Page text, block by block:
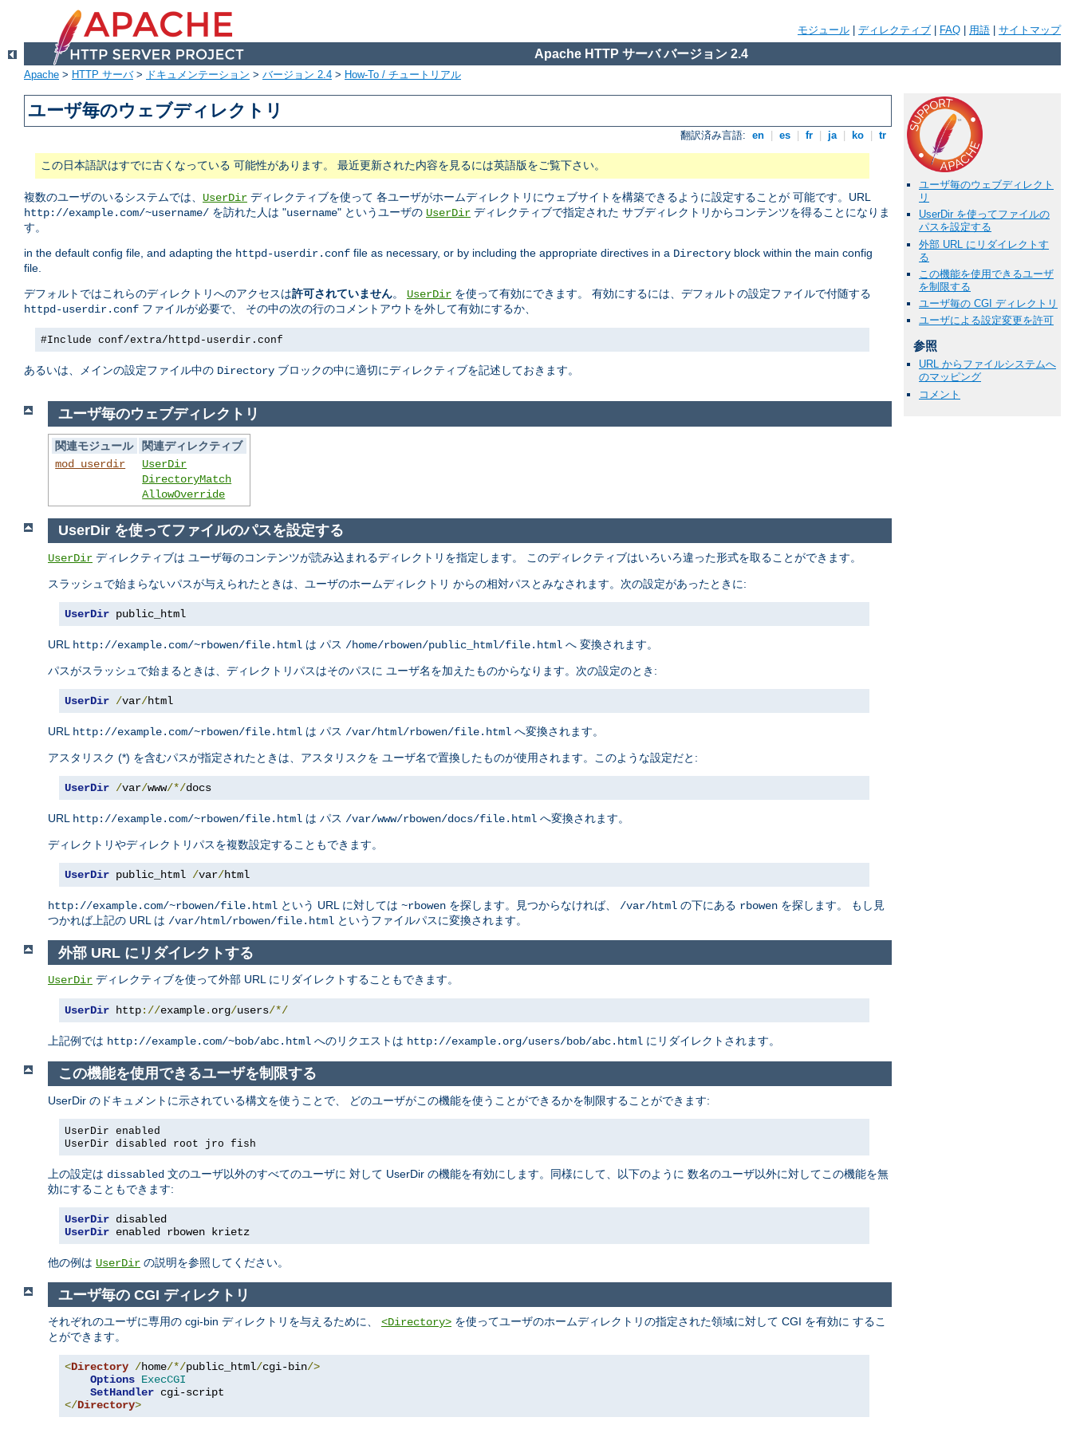
モジュール ディレクティブ FAQ 用語 サイトマップ
Apache HTTP サーバ バージョン 2.4
Apache > HTTP サーバ> ドキュメンテーション > バージョン 2.4 > How-To / チュートリアル
ユーザ毎のウェブディレクトリ
翻訳済み言語: en es fr ja ko tr
この日本語訳はすでに古くなっている 可能性があります。 最近更新された内容を見るには英語版をご覧下さい。
複数のユーザのいるシステムでは、 UserDir ディレクティブを使って 各ユーザがホームディレクトリにウェブサイトを構築できるように設定することが 可能です。URL
http://example.com/~username/ を訪れた人は "username" というユーザの UserDir ディレクティブで指定された サブディレクトリからコンテンツを得ることになりま
す。
in the default config file, and adapting the httpd-userdir.conf file as necessary, or by including the appropriate directives in a Directory block within the main config
file.
デフォルトではこれらのディレクトリへのアクセスは許可されていません。 UserDir を使って有効にできます。 有効にするには、デフォルトの設定ファイルで付随する
httpd-userdir.conf ファイルが必要で、 その中の次の行のコメントアウトを外して有効にするか、
#Include conf/extra/httpd-userdir.conf
あるいは、メインの設定ファイル中の Directory ブロックの中に適切にディレクティブを記述しておきます。
ユーザ毎のウェブディレクト
リ
UserDir を使ってファイルの
パスを設定する
外部 URL にリダイレクトす
る
この機能を使用できるユーザ
を制限する
ユーザ毎の CGI ディレクトリ
ユーザによる設定変更を許可
参照
URL からファイルシステムへ
のマッピング
コメント
ユーザ毎のウェブディレクトリ
関連モジュール
関連ディレクティブ
mod_userdir
UserDir
DirectoryMatch
AllowOverride
UserDir を使ってファイルのパスを設定する
UserDir ディレクティブは ユーザ毎のコンテンツが読み込まれるディレクトリを指定します。 このディレクティブはいろいろ違った形式を取ることができます。
スラッシュで始まらないパスが与えられたときは、ユーザのホームディレクトリ からの相対パスとみなされます。次の設定があったときに:
UserDir public_html
URL http://example.com/~rbowen/file.html は パス /home/rbowen/public_html/file.html へ 変換されます。
パスがスラッシュで始まるときは、ディレクトリパスはそのパスに ユーザ名を加えたものからなります。次の設定のとき:
UserDir /var/html
URL http://example.com/~rbowen/file.html は パス /var/html/rbowen/file.html へ変換されます。
アスタリスク (*) を含むパスが指定されたときは、アスタリスクを ユーザ名で置換したものが使用されます。このような設定だと:
UserDir /var/www/*/docs
URL http://example.com/~rbowen/file.html は パス /var/www/rbowen/docs/file.html へ変換されます。
ディレクトリやディレクトリパスを複数設定することもできます。
UserDir public_html /var/html
http://example.com/~rbowen/file.html という URL に対しては ~rbowen を探します。見つからなければ、 /var/html の下にある rbowen を探します。 もし見
つかれば上記の URL は /var/html/rbowen/file.html というファイルパスに変換されます。
外部 URL にリダイレクトする
UserDir ディレクティブを使って外部 URL にリダイレクトすることもできます。
UserDir http://example. org/users/*/
上記例では http://example.com/~bob/abc.html へのリクエストは http://example.org/users/bob/abc.html にリダイレクトされます。
この機能を使用できるユーザを制限する
UserDir のドキュメントに示されている構文を使うことで、 どのユーザがこの機能を使うことができるかを制限することができます:
UserDir enabled
UserDir disabled root jro fish
上の設定は dissabled 文のユーザ以外のすべてのユーザに 対して UserDir の機能を有効にします。同様にして、以下のように 数名のユーザ以外に対してこの機能を無
効にすることもできます:
UserDir disabled
UserDir enabled rbowen krietz
他の例は UserDir の説明を参照してください。
ユーザ毎の CGI ディレクトリ
それぞれのユーザに専用の cgi-bin ディレクトリを与えるために、 <Directory> を使ってユーザのホームディレクトリの指定された領域に対して CGI を有効に するこ
とができます。
<Directory /home/*/public_html/cgi-bin/>
Options ExecCGI
SetHandler
</Directory>